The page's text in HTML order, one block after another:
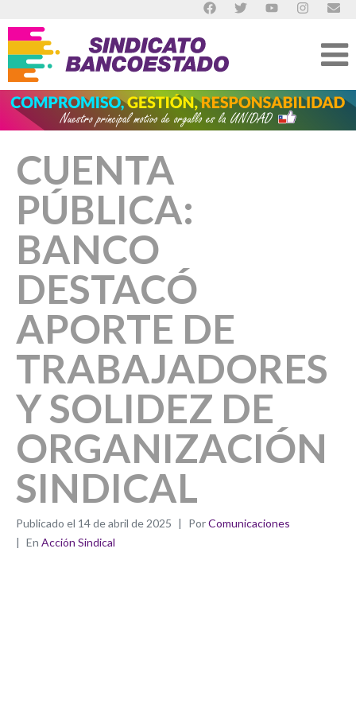
CUENTA
PÚBLICA:
BANCO
DESTACÓ
APORTE DE
TRABAJADORES
Y SOLIDEZ DE
ORGANIZACIÓN
SINDICAL
Publicado el 14 de abril de 2025 PorComunicaciones
En Acción Sindical